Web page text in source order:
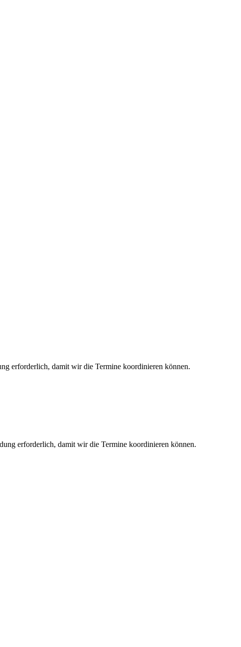
erforderlich, damit wir die Termine koordinieren können.
erforderlich, damit wir die Termine koordinieren können.